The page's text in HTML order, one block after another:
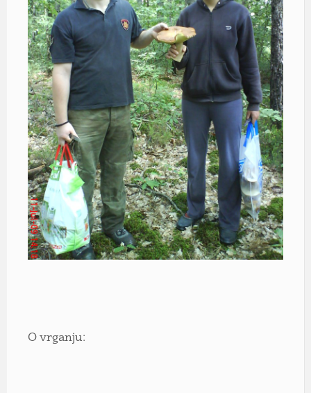
O vrganju: